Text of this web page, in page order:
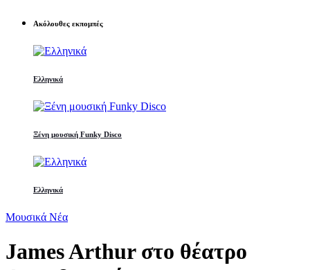
Ακόλουθες εκπομπές
Ελληνικά
Ξένη μουσική Funky Disco
Ελληνικά
Μουσικά Νέα
James Arthur στο θέατρο